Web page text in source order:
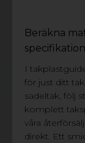
Beräkna
specifikation
I
för just ditt
sadeltak, följ
komplett
våra
direkt. Ett